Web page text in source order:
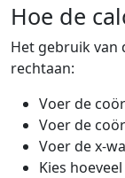
Hoe de
Het gebruik van
rechtaan:
Voer de
Voer de
Voer de x-
Kies